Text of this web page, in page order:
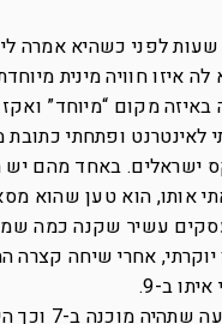
לפני כשהיא אמרה
לה איזו חוויה מינית
מקום “מיוחד”
לאינטרנט ופתחתי כתובת
ישראלים. באחד מהם יש
אותו, הוא טען שהוא
עשיר שקנה כמה
יוקרתי, אחרי שיחה קצרה
ב-9.